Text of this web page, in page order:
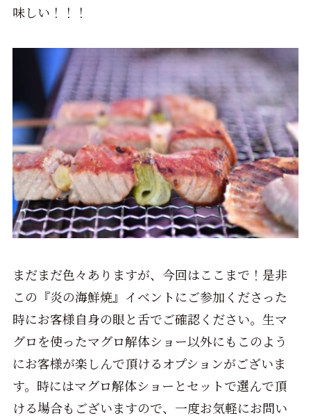
味しい！！！
まだまだ色々ありますが、今回はここまで！是非
この『炎の海鮮焼』イベントにご参加くださった
時にお客様自身の眼と舌でご確認ください。生マ
グロを使ったマグロ解体ショー以外にもこのよう
にお客様が楽しんで頂けるオプションがございま
す。時にはマグロ解体ショーとセットで選んで頂
ける場合もございますので、一度お気軽にお問い